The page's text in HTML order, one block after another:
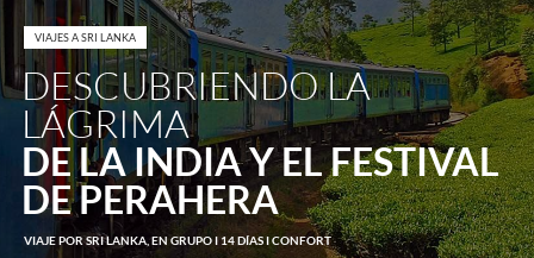
DESCUBRIENDO LA
LÁGRIMA
DE LA INDIA Y EL FESTIVAL
DE PERAHERA
VIAJE POR SRI LANKA, EN GRUPO I 14 DÍAS I CONFORT
VIAJES A SRI LANKA